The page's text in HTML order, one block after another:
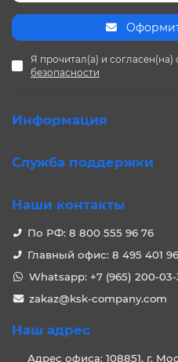
Я прочитал(а) и согласен(на)
безопасности
Информация
Служба поддержки
Наши контакты
По РФ: 8 800 555 96 76
Главный офис: 8 495 401
Whatsapp: +7 (965) 200-03-
zakaz@ksk-company.com
Наш адрес
Адрес офиса: 108851, г.